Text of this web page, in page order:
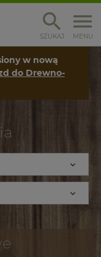
MENU
SZUKAJ
w nową
do Drewno-